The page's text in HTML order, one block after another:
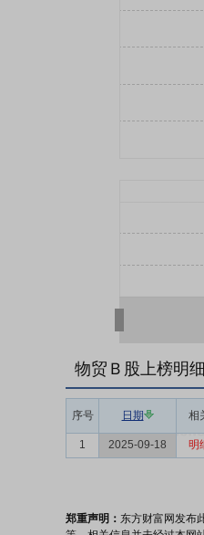
物贸Ｂ股上榜明
序号 日期 相
1 2025-09-18 明
郑重声明： 东方财富网发布